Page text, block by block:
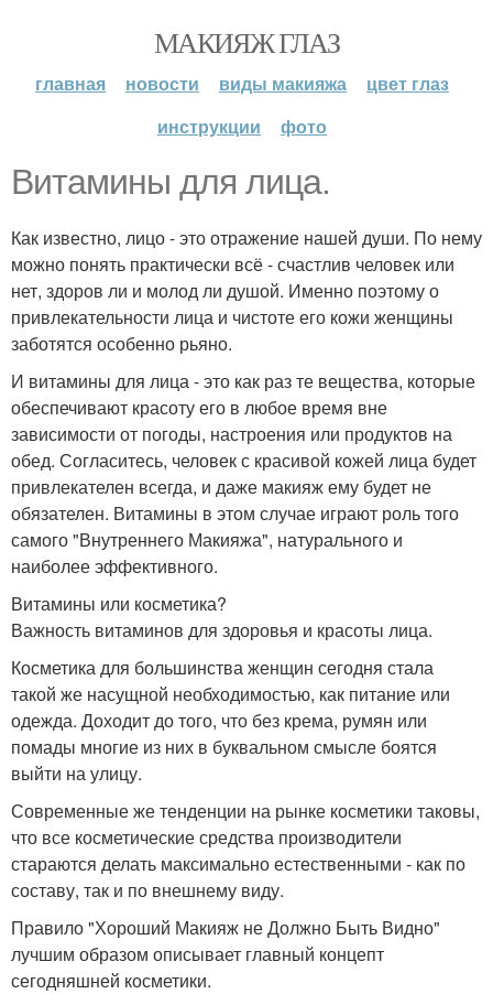
МАКИЯЖ ГЛАЗ
главная новости виды макияжа
цвет глаз
инструкции
фото
Витамины для лица.
Как известно, лицо - это отражение нашей души. По нему
можно понять практически всё - счастлив человек или
нет, здоров ли и молод ли душой. Именно поэтому о
привлекательности лица и чистоте его кожи женщины
заботятся особенно рьяно.
И витамины для лица - это как раз те вещества, которые
обеспечивают красоту его в любое время вне
зависимости от погоды, настроения или продуктов на
обед. Согласитесь, человек с красивой кожей лица будет
привлекателен всегда, и даже макияж ему будет не
обязателен. Витамины в этом случае играют роль того
самого "Внутреннего Макияжа", натурального и
наиболее эффективного.
Витамины или косметика?
Важность витаминов для здоровья и красоты лица.
Косметика для большинства женщин сегодня стала
такой же насущной необходимостью, как питание или
одежда. Доходит до того, что без крема, румян или
помады многие из них в буквальном смысле боятся
выйти на улицу.
Современные же тенденции на рынке косметики таковы,
что все косметические средства производители
стараются делать максимально естественными - как по
составу, так и по внешнему виду.
Правило "Хороший Макияж не Должно Быть Видно"
лучшим образом описывает главный концепт
сегодняшней косметики.